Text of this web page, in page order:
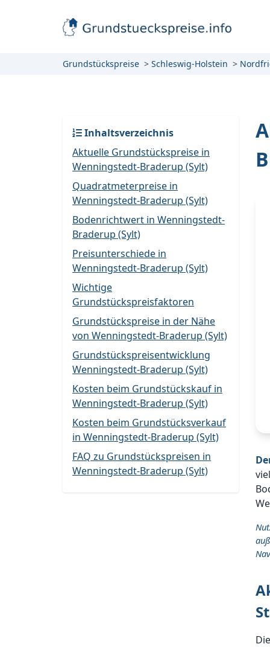
Grundstückspreise Schleswig-Holstein
Inhaltsverzeichnis
Aktuelle Grundstückspreise in
Wenningstedt-Braderup (Sylt)
Quadratmeterpreise in
Wenningstedt-Braderup (Sylt)
Bodenrichtwert in Wenningstedt-
Braderup (Sylt)
Preisunterschiede in
Wenningstedt-Braderup (Sylt)
Wichtige
Grundstückspreisfaktoren
Grundstückspreise in der Nähe
von Wenningstedt-Braderup (Sylt)
Grundstückspreisentwicklung
Wenningstedt-Braderup (Sylt)
Kosten beim Grundstückskauf in
Wenningstedt-Braderup (Sylt)
Kosten beim Grundstücksverkauf
in Wenningstedt-Braderup (Sylt)
FAQ zu Grundstückspreisen in
Wenningstedt-Braderup (Sylt)